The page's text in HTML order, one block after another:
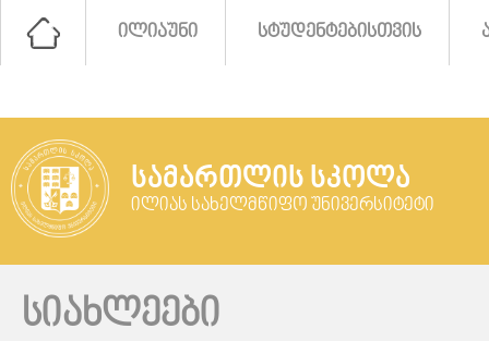
ᲘᲚᲘᲐᲣᲜᲘ ᲡᲢᲣᲓᲔᲜᲢᲔᲑᲘᲡᲗᲕᲘᲡ
ᲡᲐᲛᲐᲠᲗᲚᲘᲡ ᲡᲙᲝᲚᲐ
ᲘᲚᲘᲐᲡ ᲡᲐᲮᲔᲚᲛᲬᲘᲤᲝ ᲣᲜᲘᲕᲔᲠᲡᲘᲢᲔᲢᲘ
ᲡᲘᲐᲮᲚᲔᲔᲑᲘ